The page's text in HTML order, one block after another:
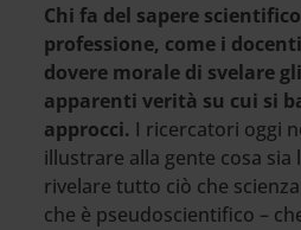
Chi fa del sapere
professione, come i
dovere morale di svelare
apparenti verità su cui si
approcci. I ricercatori oggi
illustrare alla gente cosa sia
rivelare tutto ciò che
che è pseudoscientifico –